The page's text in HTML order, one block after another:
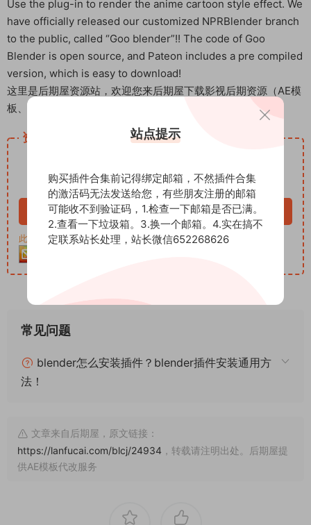
Use the plug-in to render the anime cartoon style effect. We
have officially released our customized NPRBlender branch
to the public, called “Goo blender”!! The code of Goo
Blender is open source, and Pateon includes a pre compiled
version, which is easy to download!
这里是后期屋资源站，欢迎您来后期屋下载影视后期资源（AE模
板、PR模板、音视频频素材各种插件等）
资源下载
VIP免费
立即购买
此资源购买后30天内可下载。客服QQ：652268626
常见问题
blender怎么安装插件？blender插件安装通用方
法！
文章来自后期屋，原文链接：
https://lanfucai.com/blcj/24934 ，转载请注明出处。后期屋提
供AE模板代改服务
站点提示
购买插件合集前记得绑定邮箱，不然插件合集
的激活码无法发送给您，有些朋友注册的邮箱
可能收不到验证码，1.检查一下邮箱是否已满。
2.查看一下垃圾箱。3.换一个邮箱。4.实在搞不
定联系站长处理，站长微信652268626